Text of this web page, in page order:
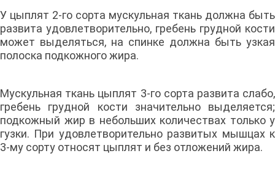
У цыплят 2-го сорта мускульная ткань должна быть
развита удовлетворительно, гребень грудной кости
может выделяться, на спинке должна быть узкая
полоска подкожного жира.
Мускульная ткань цыплят 3-го сорта развита слабо,
гребень грудной кости значительно выделяется;
подкожный жир в небольших количествах только у
гузки. При удовлетворительно развитых мышцах к
3-му сорту относят цыплят и без отложений жира.